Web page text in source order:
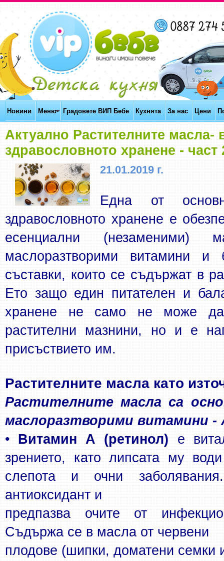
Новини Меню Градовете ВИП Бебе Кухнята За нас Цени
Актуално Растителните масла-
здравословното хранене - част
21.01.2019 г.
Една от
здравословното хранене е
есенциални (незаменими)
маслоразтворими витамини и
съставки, които се съдържат в
Ето защо един питателен и
хранене не само не може
растителни мазнини, но и е
присъствието им.
Растителните масла като
Растителните масла са
маслоразтворими витамини -
• Витамин А (ретинол) е
зрението, като липсата му
слепота и очни
антиоксидант и
предпазва очите от
Съдържа се в масла от червени
плодове (шипки, доматени семки